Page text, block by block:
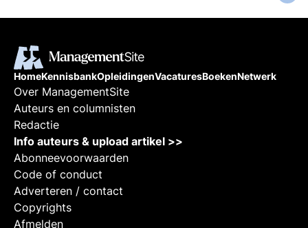
HomeKennisbankOpleidingenVacaturesBoekenNetwerk
Over ManagementSite
Auteurs en columnisten
Redactie
Info auteurs & upload artikel >>
Abonneevoorwaarden
Code of conduct
Adverteren / contact
Copyrights
Afmelden